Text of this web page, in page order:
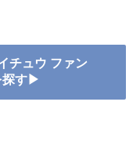
チュウ ファン
探す▶